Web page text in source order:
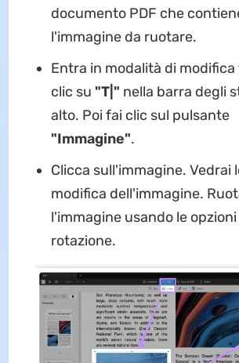
documento PDF che
l'immagine da ruotare.
Entra in modalità di
clic su "T|" nella barra degli
alto. Poi fai clic sul pulsante
"Immagine".
Clicca sull'immagine. Vedrai
modifica dell'immagine.
l'immagine usando le
rotazione.